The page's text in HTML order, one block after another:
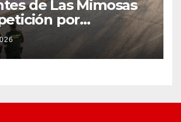
de Las Mimosas
por
‘inaceptable’ de
básicos – The